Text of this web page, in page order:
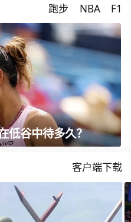
跑步 NBA F1
低谷中待多久？
客户端下载